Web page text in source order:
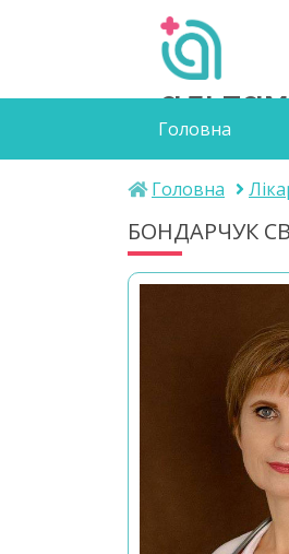
Головна
Головна
БОНДАРЧУК